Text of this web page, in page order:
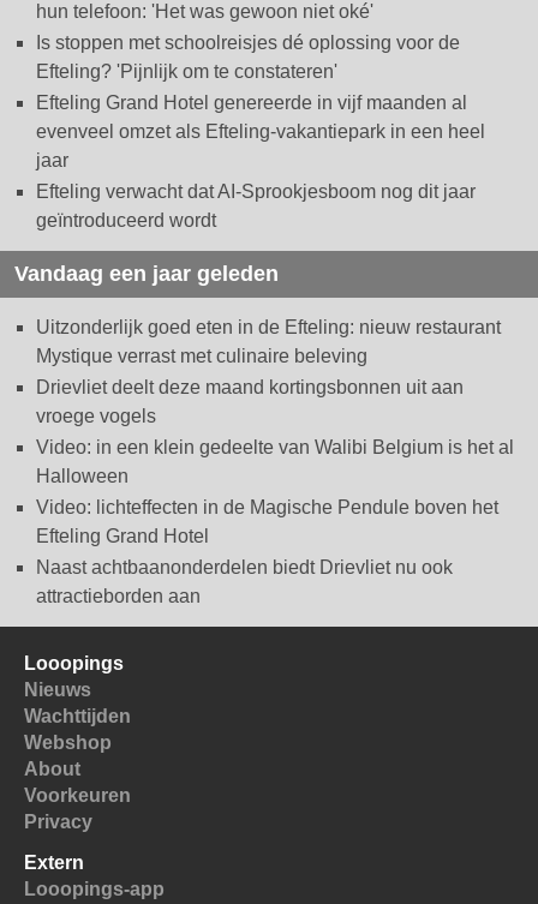
hun telefoon: 'Het was gewoon niet oké'
Is stoppen met schoolreisjes dé oplossing voor de
Efteling? 'Pijnlijk om te constateren'
Efteling Grand Hotel genereerde in vijf maanden al
evenveel omzet als Efteling-vakantiepark in een heel
jaar
Efteling verwacht dat AI-Sprookjesboom nog dit jaar
geïntroduceerd wordt
Vandaag een jaar geleden
Uitzonderlijk goed eten in de Efteling: nieuw restaurant
Mystique verrast met culinaire beleving
Drievliet deelt deze maand kortingsbonnen uit aan
vroege vogels
Video: in een klein gedeelte van Walibi Belgium is het al
Halloween
Video: lichteffecten in de Magische Pendule boven het
Efteling Grand Hotel
Naast achtbaanonderdelen biedt Drievliet nu ook
attractieborden aan
Looopings
Nieuws
Wachttijden
Webshop
About
Voorkeuren
Privacy
Extern
Looopings-app